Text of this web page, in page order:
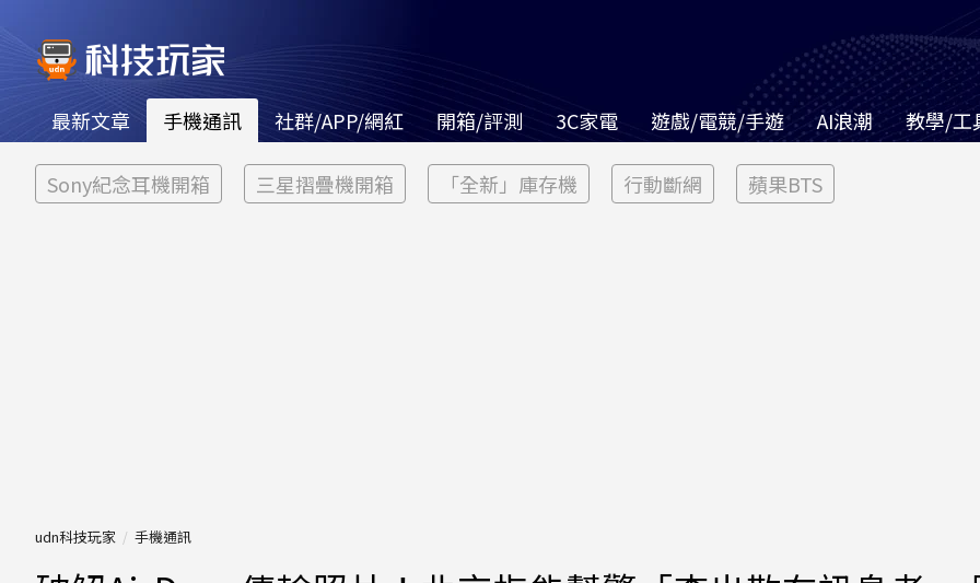
最新文章 手機通訊 社群/APP/網紅 開箱/評測 3C家電 遊戲/電競/手遊 AI浪潮 教學/工
Sony紀念耳機開箱 三星摺疊機開箱 「全新」庫存機 行動斷網 蘋果BTS
udn科技玩家 手機通訊